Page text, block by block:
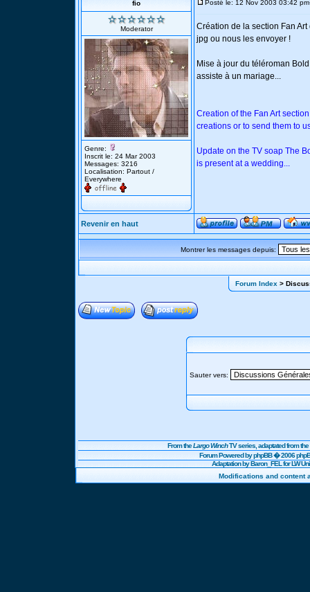
fio
Moderator
Genre:
Inscrit le: 24 Mar 2003
Messages: 3216
Localisation: Partout /
Everywhere
Posté le: 12 Nov 2003 03:42 pm
Création de la section Fan
jpg ou nous les envoyer !
Mise à jour du téléroman
assiste à un mariage...
Creation of the Fan Art
creations or to send them to
Update on the TV soap The
is present at a wedding...
Revenir en haut
Montrer les messages depuis:
Forum Index >
Sauter vers:
From theLargo WinchTV series, adaptated from
Forum Powered byphpBB� 2006
Adaptation by Baron_FEL for LW
Modifications and content